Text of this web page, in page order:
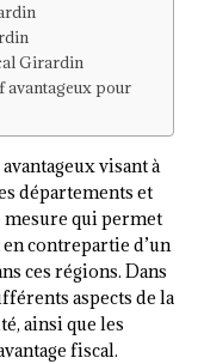
Girardin
avantageux pour
visant à
départements et
mesure qui permet
contrepartie d’un
ces régions. Dans
aspects de la
ainsi que les
fiscal.